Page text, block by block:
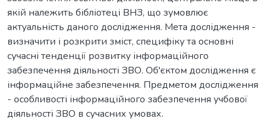
якій належить бібліотеці ВНЗ, що зумовлює
актуальність даного дослідження. Мета дослідження -
визначити і розкрити зміст, специфіку та основні
сучасні тенденції розвитку інформаційного
забезпечення діяльності ЗВО. Об'єктом дослідження є
інформаційне забезпечення. Предметом дослідження
- особливості інформаційного забезпечення учбової
діяльності ЗВО в сучасних умовах.